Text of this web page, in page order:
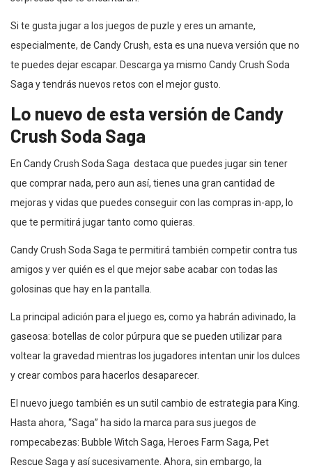
Si te gusta jugar a los juegos de puzle y eres un amante,
especialmente, de Candy Crush, esta es una nueva versión que no
te puedes dejar escapar. Descarga ya mismo Candy Crush Soda
Saga y tendrás nuevos retos con el mejor gusto.
Lo nuevo de esta versión de Candy
Crush Soda Saga
En Candy Crush Soda Saga destaca que puedes jugar sin tener
que comprar nada, pero aun así, tienes una gran cantidad de
mejoras y vidas que puedes conseguir con las compras in-app, lo
que te permitirá jugar tanto como quieras.
Candy Crush Soda Saga te permitirá también competir contra tus
amigos y ver quién es el que mejor sabe acabar con todas las
golosinas que hay en la pantalla.
La principal adición para el juego es, como ya habrán adivinado, la
gaseosa: botellas de color púrpura que se pueden utilizar para
voltear la gravedad mientras los jugadores intentan unir los dulces
y crear combos para hacerlos desaparecer.
El nuevo juego también es un sutil cambio de estrategia para King.
Hasta ahora, “Saga” ha sido la marca para sus juegos de
rompecabezas: Bubble Witch Saga, Heroes Farm Saga, Pet
Rescue Saga y así sucesivamente. Ahora, sin embargo, la